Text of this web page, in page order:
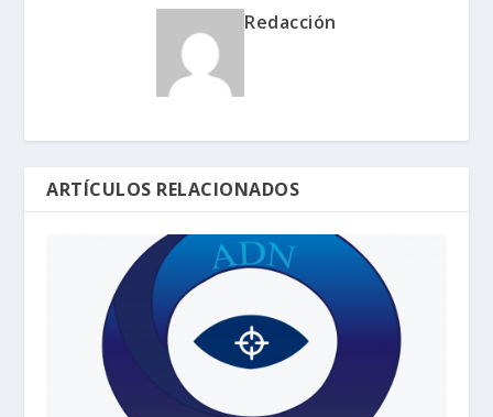
Redacción
ARTÍCULOS RELACIONADOS